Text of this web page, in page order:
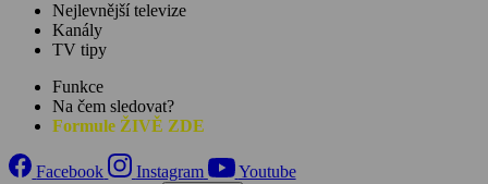
Nejlevnější televize
Kanály
TV tipy
Funkce
Na čem sledovat?
Formule ŽIVĚ ZDE
Facebook Instagram
Youtube